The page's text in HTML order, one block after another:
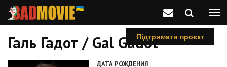
Підтримати проєкт
Галь Гадот / Gal Gadot
ДАТА РОЖДЕНИЯ